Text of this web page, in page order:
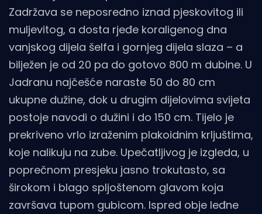
Zadržava se neposredno iznad pjeskovitog ili
muljevitog, a dosta rjeđe koraligenog dna
vanjskog dijela šelfa i gornjeg dijela slaza – a
bilježen je od 20 pa do gotovo 800 m dubine. U
Jadranu najčešće naraste 50 do 80 cm
ukupne dužine, dok u drugim dijelovima svijeta
postoje navodi o dužini i do 150 cm. Tijelo je
prekriveno vrlo izraženim plakoidnim krljuštima,
koje nalikuju na zube. Upečatljivog je izgleda, u
poprečnom presjeku jasno trokutasto, sa
širokom i blago spljoštenom glavom koja
završava tupom gubicom. Ispred obje leđne